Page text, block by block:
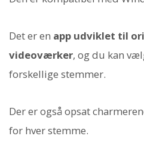
Det er en app udviklet til
videoværker, og du kan
forskellige stemmer.
Der er også opsat
for hver stemme.